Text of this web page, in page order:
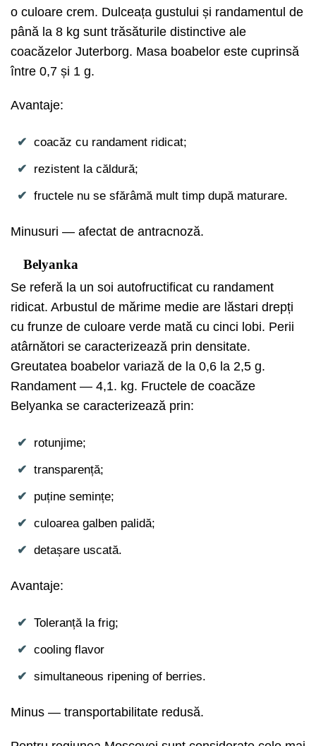
o culoare crem. Dulceața gustului și randamentul de
până la 8 kg sunt trăsăturile distinctive ale
coacăzelor Juterborg. Masa boabelor este cuprinsă
între 0,7 și 1 g.
Avantaje:
coacăz cu randament ridicat;
rezistent la căldură;
fructele nu se sfărâmă mult timp după maturare.
Minusuri — afectat de antracnoză.
Belyanka
Se referă la un soi autofructificat cu randament
ridicat. Arbustul de mărime medie are lăstari drepți
cu frunze de culoare verde mată cu cinci lobi. Perii
atârnători se caracterizează prin densitate.
Greutatea boabelor variază de la 0,6 la 2,5 g.
Randament — 4,1. kg. Fructele de coacăze
Belyanka se caracterizează prin:
rotunjime;
transparență;
puține semințe;
culoarea galben palidă;
detașare uscată.
Avantaje:
Toleranță la frig;
cooling flavor
simultaneous ripening of berries.
Minus — transportabilitate redusă.